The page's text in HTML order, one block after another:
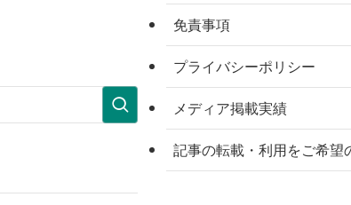
免責事項
プライバシーポリシー
メディア掲載実績
記事の転載・利用をご希望